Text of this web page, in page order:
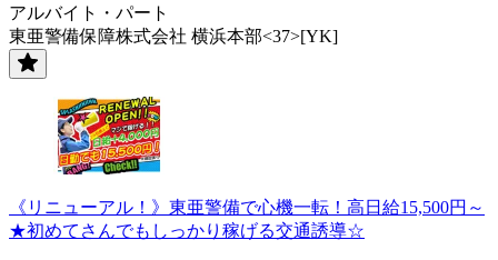
アルバイト・パート
東亜警備保障株式会社 横浜本部<37>[YK]
《リニューアル！》東亜警備で心機一転！高日給15,500円～
★初めてさんでもしっかり稼げる交通誘導☆